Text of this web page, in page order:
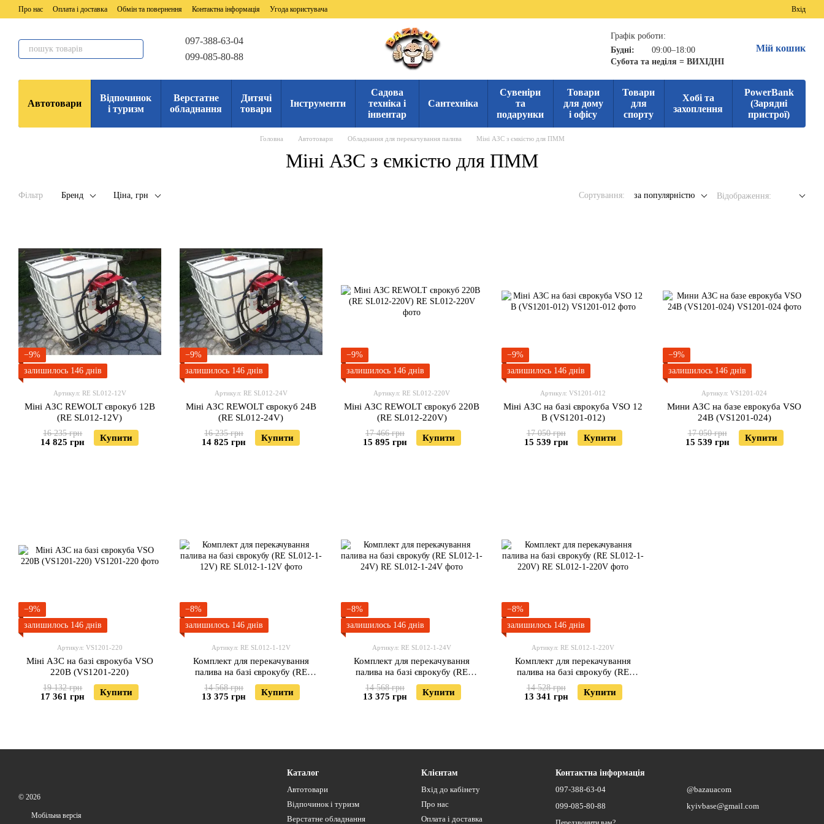
Перейти до основного контенту
Про нас Оплата і доставка Обмін та повернення Контактна інформація Угода користувача Вхід
097-388-63-04
099-085-80-88
Графік роботи:
Будні:
09:00–18:00
Субота та неділя = ВИХІДНІ
Мій кошик
Автотовари
Відпочинок
і туризм
Верстатне
обладнання
Дитячі
товари
Інструменти
Садова
техніка і
інвентар
Сантехніка
Сувеніри
та
подарунки
Товари
для дому
і офісу
Товари
для
спорту
Хобі та
захоплення
PowerBank
(Зарядні
пристрої)
Головна Автотовари Обладнання для перекачування палива Міні АЗС з ємкістю для ПММ
Міні АЗС з ємкістю для ПММ
Фільтр Бренд Ціна, грн Сортування: за популярністю Відображення:
−9%
залишилось 146 днів
Артикул: RE SL012-12V
Міні АЗС REWOLT єврокуб 12В
(RE SL012-12V)
16 235 грн
14 825 грн Купити
−9%
залишилось 146 днів
Артикул: RE SL012-24V
Міні АЗС REWOLT єврокуб 24В
(RE SL012-24V)
16 235 грн
14 825 грн Купити
−9%
залишилось 146 днів
Артикул: RE SL012-220V
Міні АЗС REWOLT єврокуб 220В
(RE SL012-220V)
17 466 грн
15 895 грн Купити
−9%
залишилось 146 днів
Артикул: VS1201-012
Міні АЗС на базі єврокуба VSO 12
В (VS1201-012)
17 050 грн
15 539 грн Купити
−9%
залишилось 146 днів
Артикул: VS1201-024
Мини АЗС на базе еврокуба VSO
24В (VS1201-024)
17 050 грн
15 539 грн Купити
−9%
залишилось 146 днів
Артикул: VS1201-220
Міні АЗС на базі єврокуба VSO
220В (VS1201-220)
19 132 грн
17 361 грн Купити
−8%
залишилось 146 днів
Артикул: RE SL012-1-12V
Комплект для перекачування
палива на базі єврокубу (RE
SL012-1-12V)
14 568 грн
13 375 грн Купити
−8%
залишилось 146 днів
Артикул: RE SL012-1-24V
Комплект для перекачування
палива на базі єврокубу (RE
SL012-1-24V)
14 568 грн
13 375 грн Купити
−8%
залишилось 146 днів
Артикул: RE SL012-1-220V
Комплект для перекачування
палива на базі єврокубу (RE
SL012-1-220V)
14 528 грн
13 341 грн Купити
© 2026
Мобільна версія
Каталог
Автотовари
Відпочинок і туризм
Верстатне обладнання
Клієнтам
Вхід до кабінету
Про нас
Оплата і доставка
Контактна інформація
097-388-63-04
099-085-80-88
@bazauacom
kyivbase@gmail.com